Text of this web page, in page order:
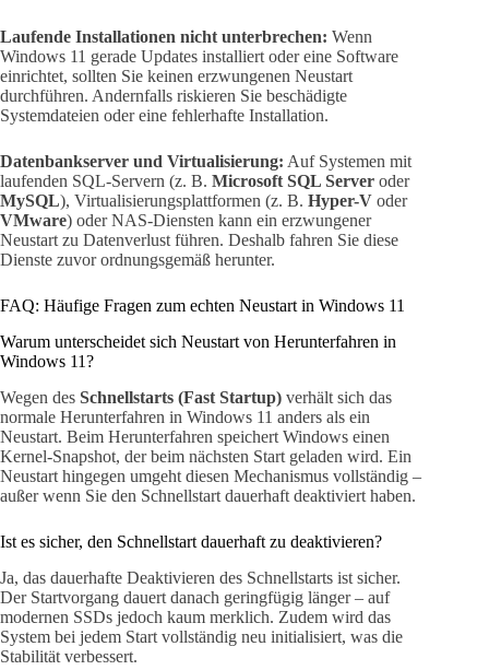
Laufende Installationen nicht unterbrechen: Wenn
Windows 11 gerade Updates installiert oder eine Software
einrichtet, sollten Sie keinen erzwungenen Neustart
durchführen. Andernfalls riskieren Sie beschädigte
Systemdateien oder eine fehlerhafte Installation.
Datenbankserver und Virtualisierung: Auf Systemen mit
laufenden SQL-Servern (z. B. Microsoft SQL Server oder
MySQL), Virtualisierungsplattformen (z. B. Hyper-V oder
VMware) oder NAS-Diensten kann ein erzwungener
Neustart zu Datenverlust führen. Deshalb fahren Sie diese
Dienste zuvor ordnungsgemäß herunter.
FAQ: Häufige Fragen zum echten Neustart in Windows 11
Warum unterscheidet sich Neustart von Herunterfahren in
Windows 11?
Wegen des Schnellstarts (Fast Startup) verhält sich das
normale Herunterfahren in Windows 11 anders als ein
Neustart. Beim Herunterfahren speichert Windows einen
Kernel-Snapshot, der beim nächsten Start geladen wird. Ein
Neustart hingegen umgeht diesen Mechanismus vollständig –
außer wenn Sie den Schnellstart dauerhaft deaktiviert haben.
Ist es sicher, den Schnellstart dauerhaft zu deaktivieren?
Ja, das dauerhafte Deaktivieren des Schnellstarts ist sicher.
Der Startvorgang dauert danach geringfügig länger – auf
modernen SSDs jedoch kaum merklich. Zudem wird das
System bei jedem Start vollständig neu initialisiert, was die
Stabilität verbessert.